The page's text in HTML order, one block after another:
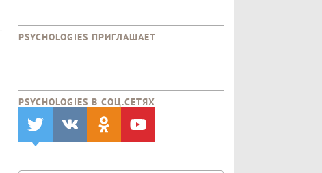
PSYCHOLOGIES ПРИГЛАШАЕТ
PSYCHOLOGIES В CОЦ.СЕТЯХ